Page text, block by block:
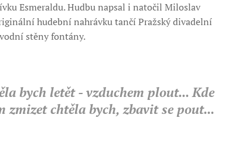
Esmeraldu. Hudbu napsal i natočil Miloslav
hudební nahrávku tančí Pražský divadelní
stěny fontány.
bych letět - vzduchem plout... Kde
chtěla bych, zbavit se pout...